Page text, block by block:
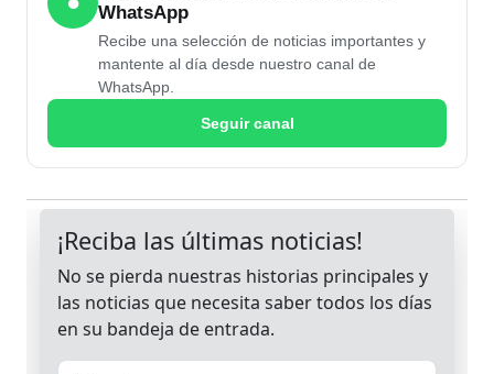
WhatsApp
Recibe una selección de noticias importantes y
mantente al día desde nuestro canal de
WhatsApp.
Seguir canal